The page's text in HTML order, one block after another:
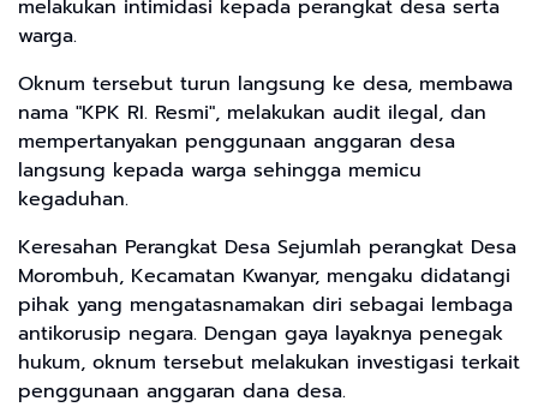
melakukan intimidasi kepada perangkat desa serta
warga.
​Oknum tersebut turun langsung ke desa, membawa
nama "KPK RI. Resmi", melakukan audit ilegal, dan
mempertanyakan penggunaan anggaran desa
langsung kepada warga sehingga memicu
kegaduhan.
​Keresahan Perangkat Desa Sejumlah perangkat Desa
Morombuh, Kecamatan Kwanyar, mengaku didatangi
pihak yang mengatasnamakan diri sebagai lembaga
antikorusip negara. Dengan gaya layaknya penegak
hukum, oknum tersebut melakukan investigasi terkait
penggunaan anggaran dana desa.